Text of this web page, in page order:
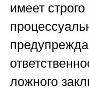
имеет
ложного